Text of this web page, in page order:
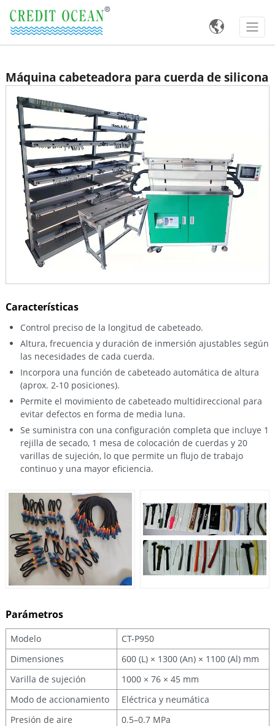

Máquina cabeteadora para cuerda de silicona
Características
Control preciso de la longitud de cabeteado.
Altura, frecuencia y duración de inmersión ajustables según
las necesidades de cada cuerda.
Incorpora una función de cabeteado automática de altura
(aprox. 2-10 posiciones).
Permite el movimiento de cabeteado multidireccional para
evitar defectos en forma de media luna.
Se suministra con una configuración completa que incluye 1
rejilla de secado, 1 mesa de colocación de cuerdas y 20
varillas de sujeción, lo que permite un flujo de trabajo
continuo y una mayor eficiencia.
Parámetros
Modelo
CT-P950
Dimensiones
600 (L) × 1300 (An) × 1100 (Al) mm
Varilla de sujeción
1000 × 76 × 45 mm
Modo de accionamiento
Eléctrica y neumática
Presión de aire
0.5–0.7 MPa